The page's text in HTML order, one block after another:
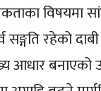
विषयमा
रहेको दाबी
बनाएको